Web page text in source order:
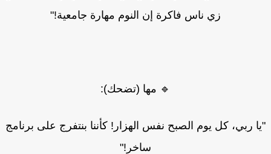
زي ناس فاكرة إن النوم مهارة جامعية!"
🔹 مها (تضحك):
ربي، كل يوم الصبح نفس الهزار! كأننا بنتفرج على برنامج
ساخر!"